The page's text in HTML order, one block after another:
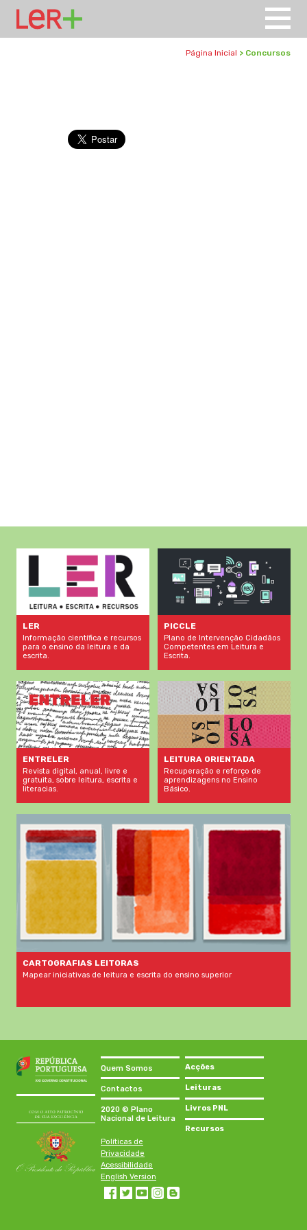
Página Inicial > Concursos
LER
Informação científica e recursos
para o ensino da leitura e da
escrita.
PICCLE
Plano de Intervenção Cidadãos
Competentes em Leitura e
Escrita.
ENTRELER
Revista digital, anual, livre e
gratuita, sobre leitura, escrita e
literacias.
LEITURA ORIENTADA
Recuperação e reforço de
aprendizagens no Ensino
Básico.
CARTOGRAFIAS LEITORAS
Mapear iniciativas de leitura e escrita do ensino superior
Quem Somos
Contactos
2020 © Plano
Nacional de Leitura
Políticas de
Privacidade
Acessibilidade
English Version
Acções
Leituras
Livros PNL
Recursos